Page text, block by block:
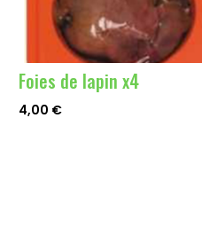
Foies de lapin x4
4,00 €